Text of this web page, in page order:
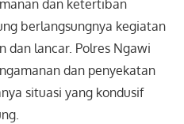
dan ketertiban
berlangsungnya kegiatan
dan lancar. Polres Ngawi
dan penyekatan
situasi yang kondusif